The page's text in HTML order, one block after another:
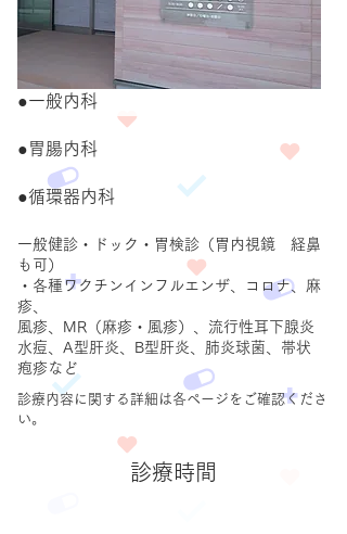
​●一般内科
●胃腸内科
​●循環器内科
一般健診・ドック・胃検診（胃内視鏡 経鼻
も可）
・各種ワクチンインフルエンザ、コロナ、麻
疹、
風疹、MR（麻疹・風疹）、流行性耳下腺炎
水痘、A型肝炎、B型肝炎、肺炎球菌、帯状
疱疹など
​診療内容に関する詳細は各ページをご確認くださ
い。
​診療時間